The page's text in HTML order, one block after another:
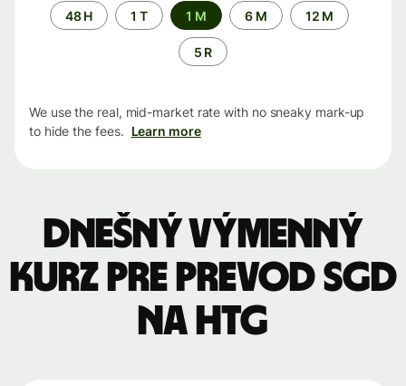
Time
period
48 H 1 T 1 M 6 M 12 M
5 R
We use the real, mid-market rate with no sneaky mark-up
to hide the fees. Learn more
Dnešný výmenný
kurz pre prevod SGD
na HTG